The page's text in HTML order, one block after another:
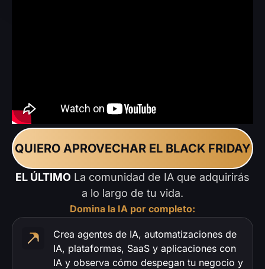
QUIERO APROVECHAR EL BLACK FRIDAY
EL ÚLTIMO La comunidad de IA que adquirirás
a lo largo de tu vida.
Domina la IA por completo:
Crea agentes de IA, automatizaciones de
IA, plataformas, SaaS y aplicaciones con
IA y observa cómo despegan tu negocio y